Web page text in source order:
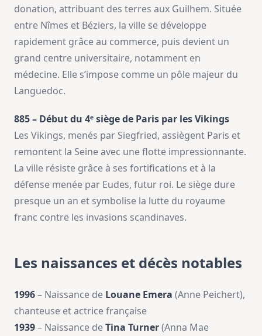
donation, attribuant des terres aux Guilhem. Située
entre Nîmes et Béziers, la ville se développe
rapidement grâce au commerce, puis devient un
grand centre universitaire, notamment en
médecine. Elle s’impose comme un pôle majeur du
Languedoc.
885 – Début du 4ᵉ siège de Paris par les Vikings
Les Vikings, menés par Siegfried, assiègent Paris et
remontent la Seine avec une flotte impressionnante.
La ville résiste grâce à ses fortifications et à la
défense menée par Eudes, futur roi. Le siège dure
presque un an et symbolise la lutte du royaume
franc contre les invasions scandinaves.
Les naissances et décès notables
1996– Naissance de Louane Emera (Anne Peichert),
chanteuse et actrice française
1939– Naissance deTina Turner(Anna Mae